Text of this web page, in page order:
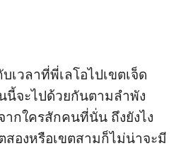
เวลาที่พี่เลโอไปเขตเจ็ด
นี้จะไปด้วยกันตามลำพัง
กใครสักคนที่นั่น ถึงยังไง
สองหรือเขตสามก็ไม่น่าจะมี